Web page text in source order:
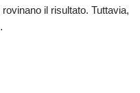
il risultato. Tuttavia,